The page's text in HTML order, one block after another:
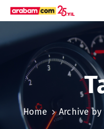
Home Archive